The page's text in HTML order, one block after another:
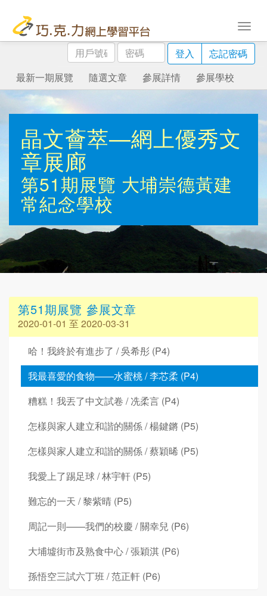
用
戶
號
碼
密
碼
登入
忘記密碼
最新一期展覽
隨選文章 參展詳情 參展學校
晶文薈萃—網上優秀文
章展廊
第51期展覽 大埔崇德黃建
常紀念學校
第51期展覽 參展文章
2020-01-01 至 2020-03-31
哈！我終於有進步了 / 吳希彤 (P4)
我最喜愛的食物——水蜜桃 / 李芯柔 (P4)
糟糕！我丟了中文試卷 / 冼柔言 (P4)
怎樣與家人建立和諧的關係 / 楊鍵鏘 (P5)
怎樣與家人建立和諧的關係 / 蔡穎晞 (P5)
我愛上了踢足球 / 林宇軒 (P5)
難忘的一天 / 黎紫晴 (P5)
周記一則——我們的校慶 / 關幸兒 (P6)
大埔墟街市及熟食中心 / 張穎淇 (P6)
孫悟空三試六丁班 / 范正軒 (P6)